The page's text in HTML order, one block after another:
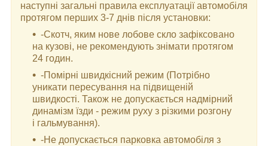
наступні загальні правила експлуатації автомобіля
протягом перших 3-7 днів після установки:
-Скотч, яким нове лобове скло зафіксовано
на кузові, не рекомендують знімати протягом
24 годин.
-Помірні швидкісний режим (Потрібно
уникати пересування на підвищеній
швидкості. Також не допускається надмірний
динамізм їзди - режим руху з різкими розгону
і гальмування).
-Не допускається парковка автомобіля з